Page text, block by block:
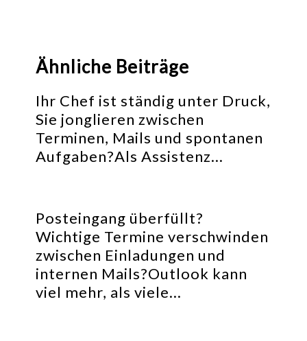
Ähnliche Beiträge
Ihr Chef ist ständig unter Druck,
Sie jonglieren zwischen
Terminen, Mails und spontanen
Aufgaben?Als Assistenz…
Posteingang überfüllt?
Wichtige Termine verschwinden
zwischen Einladungen und
internen Mails?Outlook kann
viel mehr, als viele…